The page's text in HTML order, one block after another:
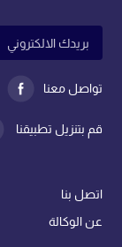
قم بتنزيل تطبيقنا
تواصل معنا
اتصل بنا
عن الوكالة